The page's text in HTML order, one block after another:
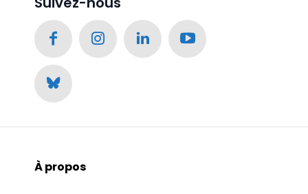
À propos